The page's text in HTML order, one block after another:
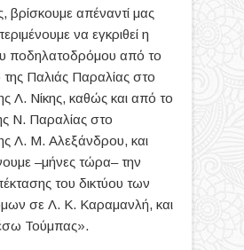
βρίσκουμε απέναντί μας
να εγκριθεί η
ποδηλατοδρόμου από το
Παλιάς Παραλίας στο
Λ. Νίκης, καθώς και από το
Ν. Παραλίας στο
Λ. Μ. Αλεξάνδρου, και
–μήνες τώρα– την
του δικτύου των
σε Λ. Κ. Καραμανλή, και
Τούμπας».